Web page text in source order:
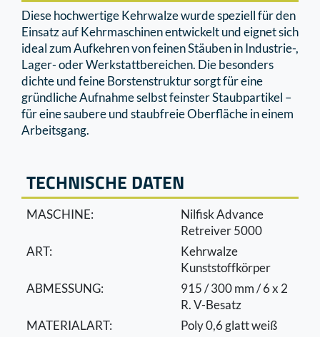
Diese hochwertige Kehrwalze wurde speziell für den
Einsatz auf Kehrmaschinen entwickelt und eignet sich
ideal zum Aufkehren von feinen Stäuben in Industrie-,
Lager- oder Werkstattbereichen. Die besonders
dichte und feine Borstenstruktur sorgt für eine
gründliche Aufnahme selbst feinster Staubpartikel –
für eine saubere und staubfreie Oberﬂäche in einem
Arbeitsgang.
TECHNISCHE DATEN
MASCHINE:
Nilfisk Advance
Retreiver 5000
ART:
Kehrwalze
Kunststoffkörper
ABMESSUNG:
915 / 300 mm / 6 x 2
R. V-Besatz
MATERIALART:
Poly 0,6 glatt weiß